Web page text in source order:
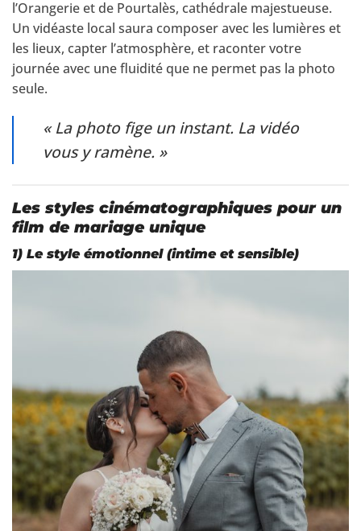
l’Orangerie et de Pourtalès, cathédrale majestueuse.
Un vidéaste local saura composer avec les lumières et
les lieux, capter l’atmosphère, et raconter votre
journée avec une fluidité que ne permet pas la photo
seule.
« La photo fige un instant. La vidéo
vous y ramène. »
Les styles cinématographiques pour un
film de mariage unique
1) Le style émotionnel(intime et sensible)